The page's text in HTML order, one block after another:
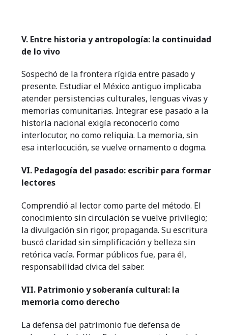
V. Entre historia y antropología: la continuidad
de lo vivo
Sospechó de la frontera rígida entre pasado y
presente. Estudiar el México antiguo implicaba
atender persistencias culturales, lenguas vivas y
memorias comunitarias. Integrar ese pasado a la
historia nacional exigía reconocerlo como
interlocutor, no como reliquia. La memoria, sin
esa interlocución, se vuelve ornamento o dogma.
VI. Pedagogía del pasado: escribir para formar
lectores
Comprendió al lector como parte del método. El
conocimiento sin circulación se vuelve privilegio;
la divulgación sin rigor, propaganda. Su escritura
buscó claridad sin simplificación y belleza sin
retórica vacía. Formar públicos fue, para él,
responsabilidad cívica del saber.
VII. Patrimonio y soberanía cultural: la
memoria como derecho
La defensa del patrimonio fue defensa de